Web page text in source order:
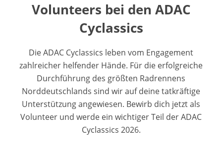
Volunteers bei den ADAC
Cyclassics
Die ADAC Cyclassics leben vom Engagement
zahlreicher helfender Hände. Für die erfolgreiche
Durchführung des größten Radrennens
Norddeutschlands sind wir auf deine tatkräftige
Unterstützung angewiesen. Bewirb dich jetzt als
Volunteer und werde ein wichtiger Teil der ADAC
Cyclassics 2026.